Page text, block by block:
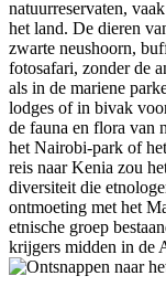
natuurreservaten,
het land. De dieren
zwarte neushoorn,
fotosafari, zonder de
als in de mariene
lodges of in bivak
de fauna en flora van
het Nairobi-park of
reis naar Kenia zou
diversiteit die
ontmoeting met het
etnische groep
krijgers midden in de